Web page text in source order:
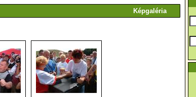
Képgaléria